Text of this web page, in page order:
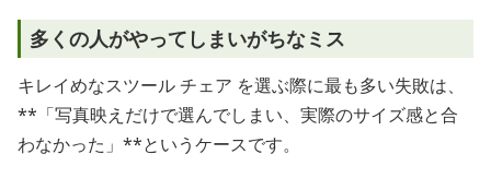
多くの人がやってしまいがちなミス
キレイめなスツール チェア を選ぶ際に最も多い失敗は、
**「写真映えだけで選んでしまい、実際のサイズ感と合
わなかった」**というケースです。